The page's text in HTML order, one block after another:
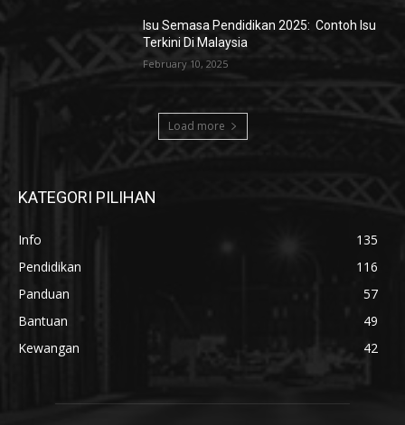
Isu Semasa Pendidikan 2025: Contoh Isu
Terkini Di Malaysia
February 10, 2025
Load more
KATEGORI PILIHAN
Info
135
Pendidikan
116
Panduan
57
Bantuan
49
Kewangan
42